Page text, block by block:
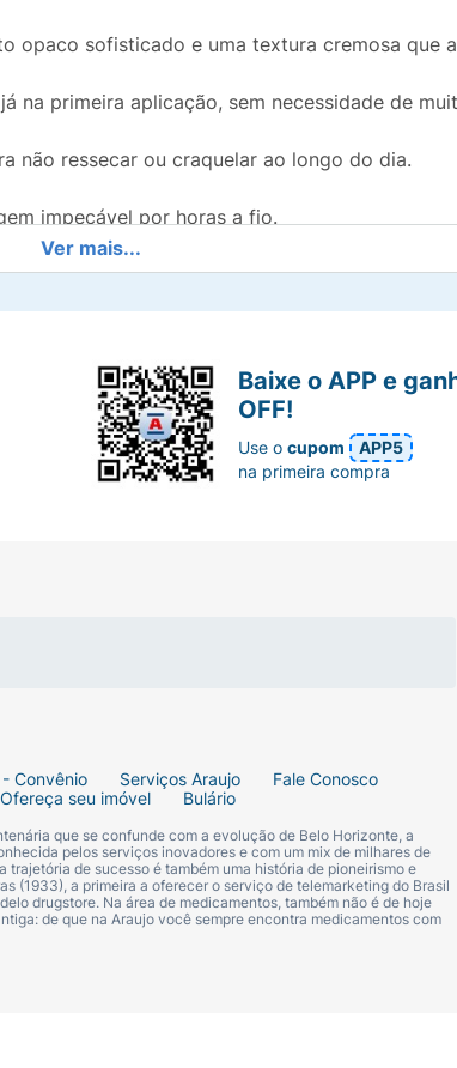
opaco sofisticado e uma textura cremosa que
na primeira aplicação, sem necessidade de
não ressecar ou craquelar ao longo do dia.
impecável por horas a fio.
e o preenchimento, garantindo um desenho
o contorno do arco do cúpido (lábio
Para um resultado ainda mais profissional,
para a secagem completa e
os lábios.
Ozokerite, Dimethiconol,
Ver mais...
Convênio Serviços Araujo
Fale Conosco
Ofereça seu imóvel Bulário
que se confunde com a evolução de Belo Horizonte, a
pelos serviços inovadores e com um mix de milhares de
de sucesso é também uma história de pioneirismo e
(1933), a primeira a oferecer o serviço de telemarketing do Brasil
drugstore. Na área de medicamentos, também não é de hoje
de que na Araujo você sempre encontra medicamentos com
Baixe o APP e
OFF!
Use ocupom
APP5
na primeira compra